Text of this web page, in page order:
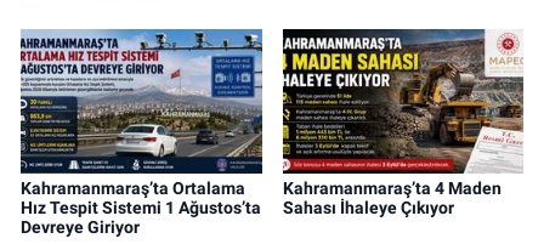
Kahramanmaraş’ta Ortalama
Hız Tespit Sistemi 1 Ağustos’ta
Devreye Giriyor
Kahramanmaraş’ta 4 Maden
Sahası İhaleye Çıkıyor